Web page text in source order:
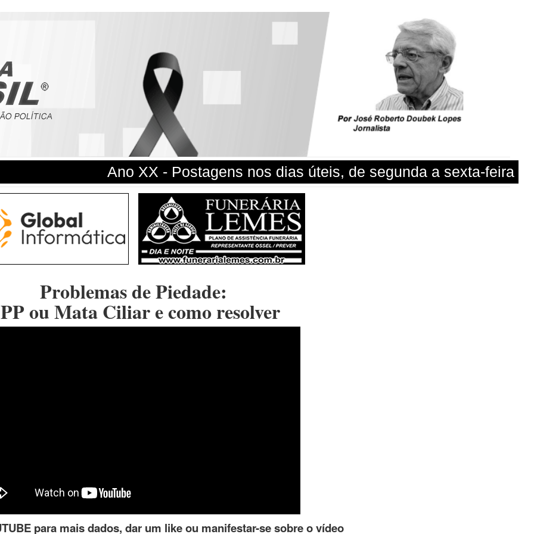
Ano XX - Postagens nos dias úteis, de segunda a sexta-feira
Problemas de Piedade:
ou Mata Ciliar e como resolver
para mais dados, dar um like ou manifestar-se sobre o vídeo